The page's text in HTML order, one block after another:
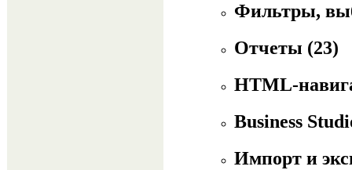
Фильтры,
Отчеты (23)
HTML-
Business
Импорт и